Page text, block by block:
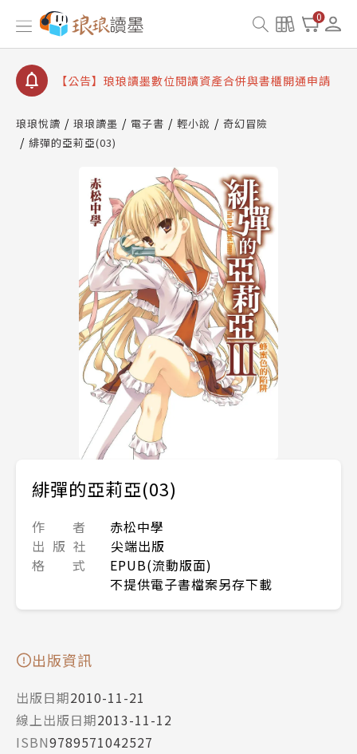
0
查詢
【公告】因 Readmoo 讀墨系統維護中，本站同步暫
停部分閱讀服務
【公告】琅琅讀墨 3 分鐘完成書櫃開通與資產合併申
請圖文教學
【公告】琅琅書店服務升級重要說明及資產合併結果
【公告】因 Readmoo 讀墨系統維護中，本站同步暫
停部分閱讀服務
琅琅悅讀 琅琅讀墨 電子書 輕小說
奇幻冒險
緋彈的亞莉亞(03)
緋彈的亞莉亞(03)
作 者
赤松中學
出 版 社
尖端出版
格 式
EPUB(流動版面)
不提供電子書檔案另存下載
出版資訊
出版日期2010-11-21
線上出版日期2013-11-12
ISBN9789571042527